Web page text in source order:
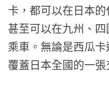
卡，都可以在日本
甚至可以在九州、
乘車。無論是西瓜
覆蓋日本全國的一張